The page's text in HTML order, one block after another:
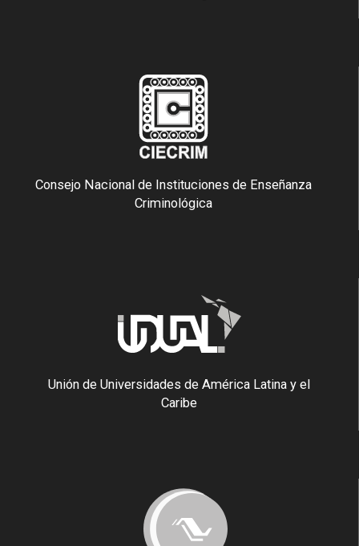
Consejo Nacional de Instituciones de Enseñanza
Criminológica
Unión de Universidades de América Latina y el
Caribe